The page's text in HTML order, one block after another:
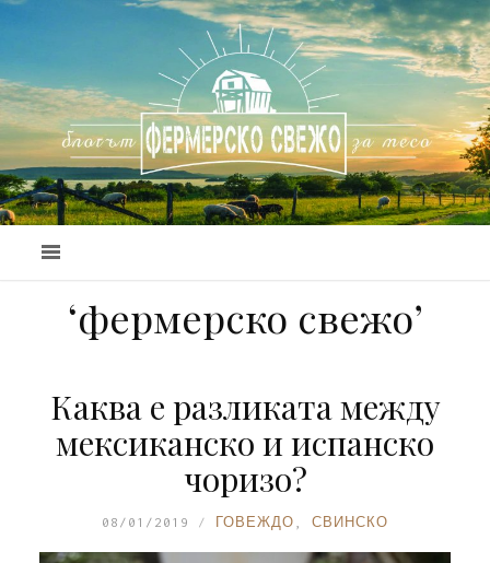
‘фермерско свежо’
Каква е разликата между
мексиканско и испанско
чоризо?
08/01/2019 ГОВЕЖДО СВИНСКО